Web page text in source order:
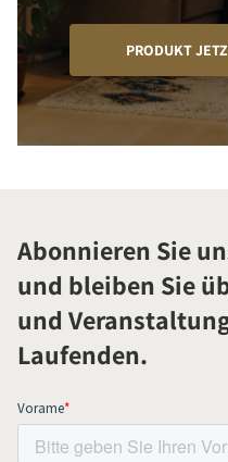
PRODUKT
Abonnieren Sie
und bleiben Sie
und
Laufenden.